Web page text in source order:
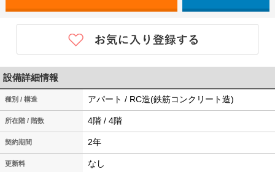
設備詳細情報
種別 / 構造 アパート / RC造(鉄筋コンクリート造)
所在階 / 階数 4階 / 4階
契約期間 2年
更新料 なし